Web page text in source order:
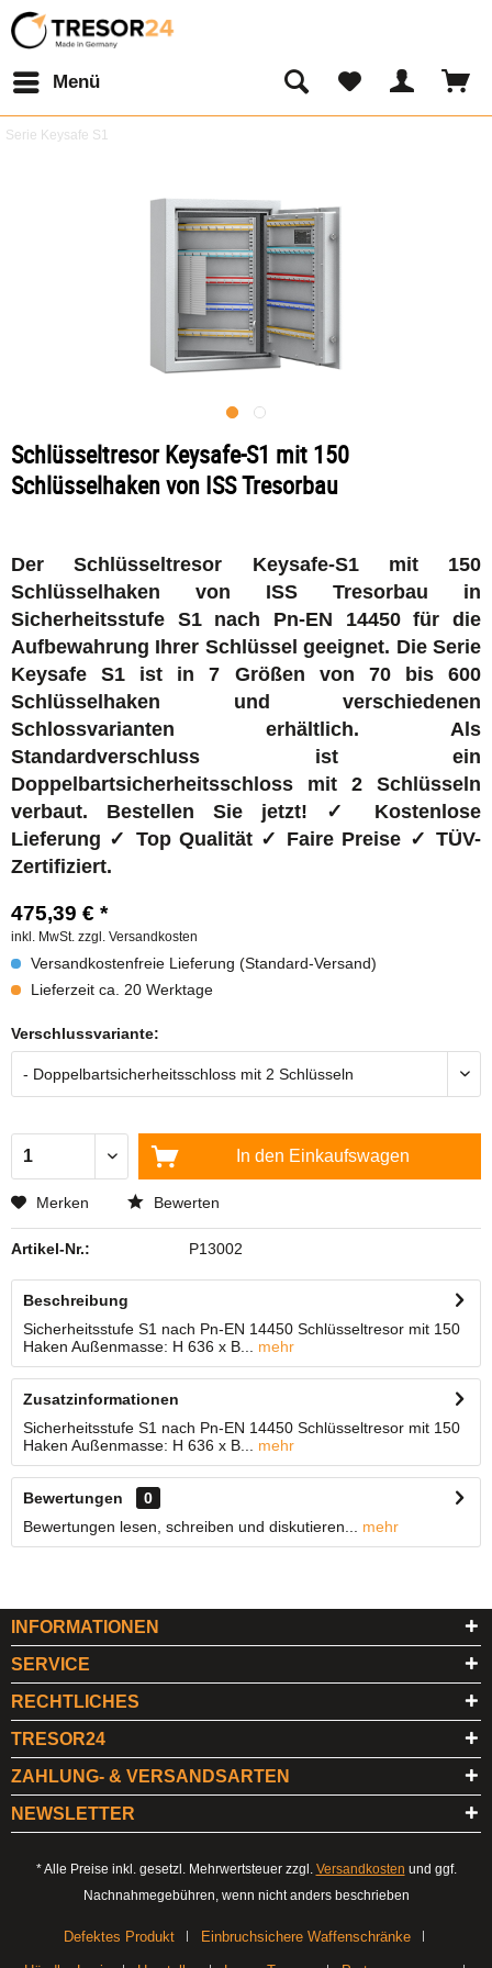
Menü
Serie Keysafe S1
Schlüsseltresor Keysafe-S1 mit 150
Schlüsselhaken von ISS Tresorbau
Der Schlüsseltresor Keysafe-S1 mit 150
Schlüsselhaken von ISS Tresorbau in
Sicherheitsstufe S1 nach Pn-EN 14450 für die
Aufbewahrung Ihrer Schlüssel geeignet. Die Serie
Keysafe S1 ist in 7 Größen von 70 bis 600
Schlüsselhaken und verschiedenen
Schlossvarianten erhältlich. Als
Standardverschluss ist ein
Doppelbartsicherheitsschloss mit 2 Schlüsseln
verbaut. Bestellen Sie jetzt! ✓ Kostenlose
Lieferung ✓ Top Qualität ✓ Faire Preise ✓ TÜV-
Zertifiziert.
475,39 € *
inkl. MwSt. zzgl. Versandkosten
Versandkostenfreie Lieferung (Standard-Versand)
Lieferzeit ca. 20 Werktage
Verschlussvariante:
In den Einkaufswagen
Merken Bewerten
Artikel-Nr.: P13002
Beschreibung
Sicherheitsstufe S1 nach Pn-EN 14450 Schlüsseltresor mit 150
Haken Außenmasse: H 636 x B...
mehr
Zusatzinformationen
Sicherheitsstufe S1 nach Pn-EN 14450 Schlüsseltresor mit 150
Haken Außenmasse: H 636 x B...
mehr
Bewertungen
0
Bewertungen lesen, schreiben und diskutieren...
mehr
INFORMATIONEN
SERVICE
RECHTLICHES
TRESOR24
ZAHLUNG- & VERSANDSARTEN
NEWSLETTER
* Alle Preise inkl. gesetzl. Mehrwertsteuer zzgl. Versandkosten und ggf.
Nachnahmegebühren, wenn nicht anders beschrieben
Defektes Produkt Einbruchsichere Waffenschränke